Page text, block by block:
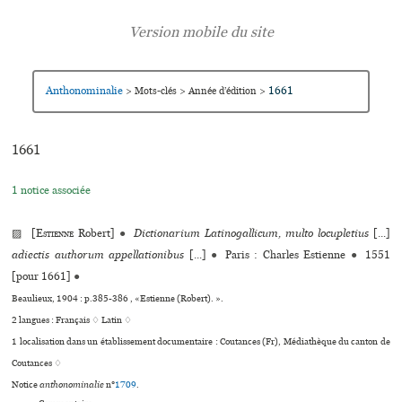
Anthonominalie > Mots-clés > Année d’édition > 1661
1661
1 notice associée
▨ [Estienne Robert] ● Dictionarium Latinogallicum, multo locupletius[...]
adiectis authorum appellationibus [...] ● Paris : Charles Estienne ●
1551
[pour 1661]
●
Beaulieux, 1904 : p.385-386 , «Estienne (Robert). ».
2 langues :Français ♢Latin ♢
1 localisation dans un établissement documentaire : Coutances (Fr), Médiathèque du canton de
Coutances ♢
Noticeanthonominalien°1709.